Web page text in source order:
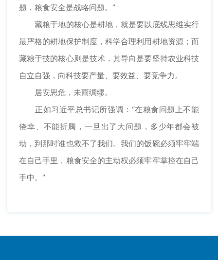
题，粮食安全是战略问题。”
藏粮于地的核心是耕地，就是要以底线思维实行
最严格的耕地保护制度，科学合理利用耕地资源；而
藏粮于技的核心则是技术，其导向是要坚持农业科技
自立自强，向科技要产量、要效益、要竞争力。
居安思危，未雨绸缪。
正如习近平总书记所强调：“在粮食问题上不能
侥幸、不能折腾，一旦出了大问题，多少年都会被
动，到那时谁也救不了我们。我们的饭碗必须牢牢端
在自己手里，粮食安全的主动权必须牢牢掌控在自己
手中。”